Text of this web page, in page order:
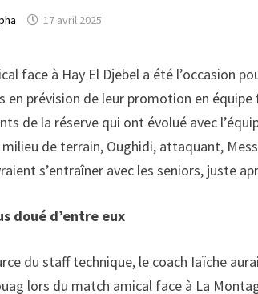
17 avril 2025
face à Hay El Djebel a été l’occasion
en prévision de leur promotion en
de la réserve qui ont évolué avec
de terrain, Oughidi, attaquant,
s’entraîner avec les seniors, juste
doué d’entre eux
du staff technique, le coach Iaïche
lors du match amical face à La